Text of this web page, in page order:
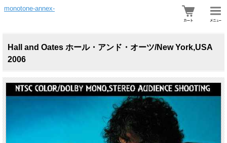
monotone-annex-
Hall and Oates ホール・アンド・オーツ/New York,USA
2006